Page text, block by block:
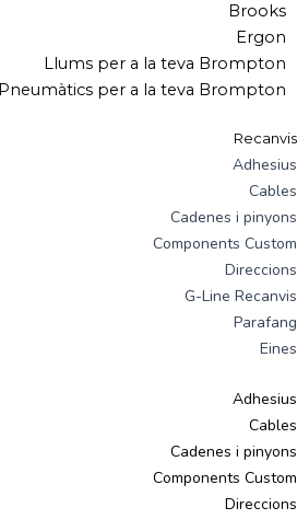
Brooks
Ergon
Llums per a la teva Brompton
Pneumàtics per a la teva Brompton
Recanvis
Adhesius
Cables
Cadenes i pinyons
Components Custom
Direccions
G-Line Recanvis
Parafang
Eines
Adhesius
Cables
Cadenes i pinyons
Components Custom
Direccions